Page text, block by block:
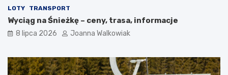
LOTY TRANSPORT
Wyciąg na Śnieżkę – ceny, trasa, informacje
8 lipca 2026 Joanna Walkowiak